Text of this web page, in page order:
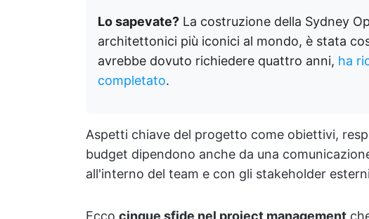
Lo sapevate? La costruzione della Sydney
architettonici più iconici al mondo, è stata
avrebbe dovuto richiedere quattro anni, ha
completato.
Aspetti chiave del progetto come obiettivi,
budget dipendono anche da una
all'interno del team e con gli stakeholder
Ecco cinque sfide nel project management